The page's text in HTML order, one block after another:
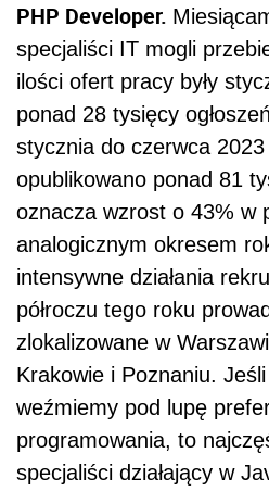
PHP Developer.
specjaliści IT mogli
ilości ofert pracy były
ponad 28 tysięcy
stycznia do czerwca
opublikowano ponad 81
oznacza wzrost o 43% w
analogicznym okresem
intensywne działania
półroczu tego roku
zlokalizowane w
Krakowie i Poznaniu.
weźmiemy pod lupę
programowania, to
specjaliści działający w